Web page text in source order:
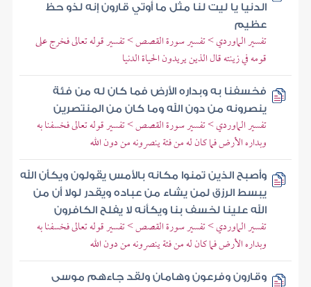
الدنيا يا ليت لنا مثل ما أوتي قارون إنه لذو حظ
عظيم
تفسير الماوردي > تفسير سورة القصص > تفسير قوله تعالى فخرج على
قومه في زينته قال الذين يريدون الحياة الدنيا
فخسفنا به وبداره الأرض فما كان له من فئة
ينصرونه من دون الله وما كان من المنتصرين
تفسير الماوردي > تفسير سورة القصص > تفسير قوله تعالى فخسفنا به
وبداره الأرض فما كان له من فئة ينصرونه من دون الله
وأصبح الذين تمنوا مكانه بالأمس يقولون ويكأن الله
يبسط الرزق لمن يشاء من عباده ويقدر لولا أن من
الله علينا لخسف بنا ويكأنه لا يفلح الكافرون
تفسير الماوردي > تفسير سورة القصص > تفسير قوله تعالى فخسفنا به
وبداره الأرض فما كان له من فئة ينصرونه من دون الله
وقارون وفرعون وهامان ولقد جاءهم موسى